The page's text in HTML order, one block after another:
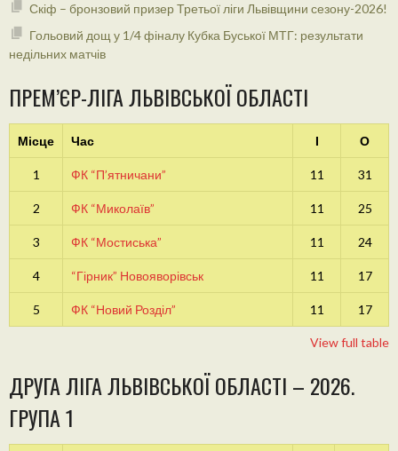
Скіф – бронзовий призер Третьої ліги Львівщини сезону-2026!
Гольовий дощ у 1/4 фіналу Кубка Буської МТГ: результати
недільних матчів
ПРЕМ’ЄР-ЛІГА ЛЬВІВСЬКОЇ ОБЛАСТІ
Місце Час І О
1 ФК “П’ятничани” 11 31
2 ФК “Миколаїв” 11 25
3 ФК “Мостиська” 11 24
4 “Гірник” Новояворівськ 11 17
5 ФК “Новий Розділ” 11 17
View full table
ДРУГА ЛІГА ЛЬВІВСЬКОЇ ОБЛАСТІ – 2026.
ГРУПА 1